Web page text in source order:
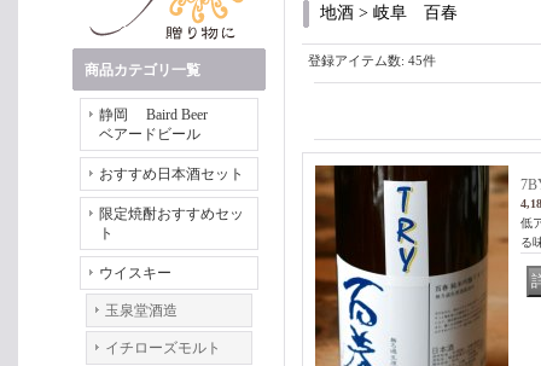
商品カテゴリ一覧
静岡 Baird Beer
ベアードビール
おすすめ日本酒セット
限定焼酎おすすめセッ
ト
ウイスキー
玉泉堂酒造
イチローズモルト
地酒 > 岐阜 百春
登録アイテム数: 45件
低
る